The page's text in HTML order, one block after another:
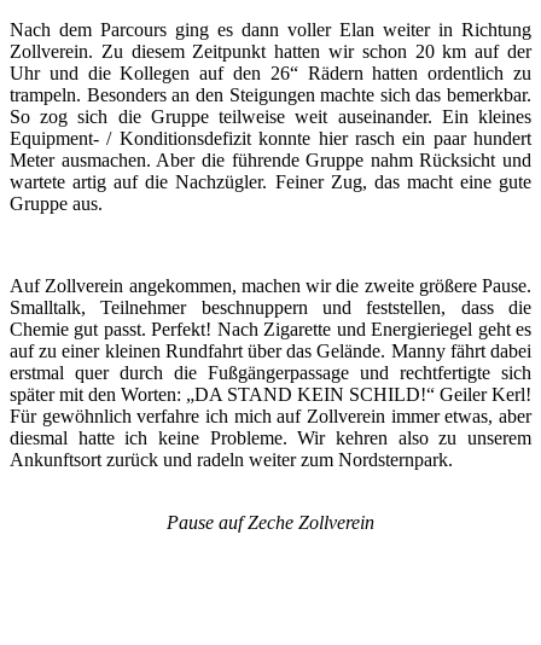
Nach dem Parcours ging es dann voller Elan weiter in Richtung
Zollverein. Zu diesem Zeitpunkt hatten wir schon 20 km auf der
Uhr und die Kollegen auf den 26“ Rädern hatten ordentlich zu
trampeln. Besonders an den Steigungen machte sich das bemerkbar.
So zog sich die Gruppe teilweise weit auseinander. Ein kleines
Equipment- / Konditionsdefizit konnte hier rasch ein paar hundert
Meter ausmachen. Aber die führende Gruppe nahm Rücksicht und
wartete artig auf die Nachzügler. Feiner Zug, das macht eine gute
Gruppe aus.
Auf Zollverein angekommen, machen wir die zweite größere Pause.
Smalltalk, Teilnehmer beschnuppern und feststellen, dass die
Chemie gut passt. Perfekt! Nach Zigarette und Energieriegel geht es
auf zu einer kleinen Rundfahrt über das Gelände. Manny fährt dabei
erstmal quer durch die Fußgängerpassage und rechtfertigte sich
später mit den Worten: „DA STAND KEIN SCHILD!“ Geiler Kerl!
Für gewöhnlich verfahre ich mich auf Zollverein immer etwas, aber
diesmal hatte ich keine Probleme. Wir kehren also zu unserem
Ankunftsort zurück und radeln weiter zum Nordsternpark.
Pause auf Zeche Zollverein